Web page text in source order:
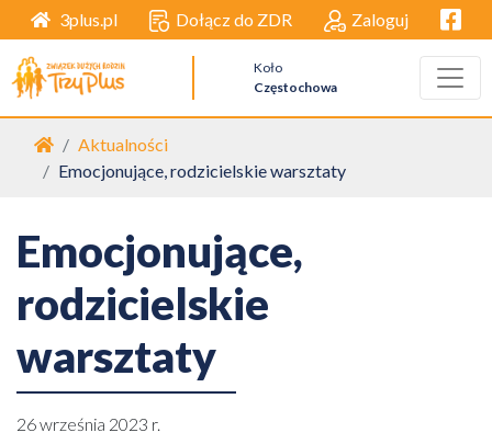
3plus.pl Dołącz do ZDR Zaloguj
Koło
Częstochowa
Strona główna
Aktualności
Emocjonujące, rodzicielskie warsztaty
Emocjonujące,
rodzicielskie
warsztaty
26 września 2023 r.